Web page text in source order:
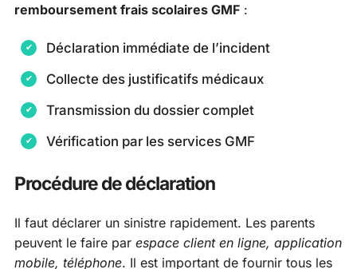
remboursement frais scolaires GMF :
Déclaration immédiate de l’incident
Collecte des justificatifs médicaux
Transmission du dossier complet
Vérification par les services GMF
Procédure de déclaration
Il faut déclarer un sinistre rapidement. Les parents
peuvent le faire par espace client en ligne, application
mobile, téléphone. Il est important de fournir tous les